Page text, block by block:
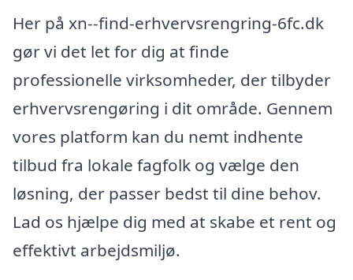
Her på xn--find-erhvervsrengring-6fc.dk
gør vi det let for dig at finde
professionelle virksomheder, der tilbyder
erhvervsrengøring i dit område. Gennem
vores platform kan du nemt indhente
tilbud fra lokale fagfolk og vælge den
løsning, der passer bedst til dine behov.
Lad os hjælpe dig med at skabe et rent og
effektivt arbejdsmiljø.